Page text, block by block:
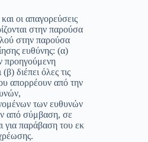
οι απαγορεύσεις
στην παρούσα
στην παρούσα
ευθύνης: (α)
προηγούμενη
διέπει όλες τις
απορρέουν από την
των ευθυνών
από σύμβαση, σε
για παράβαση του εκ